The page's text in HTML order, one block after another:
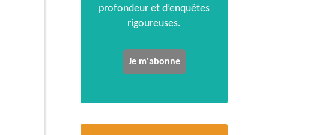
profondeur et d’enquêtes
rigoureuses.
Je m'abonne